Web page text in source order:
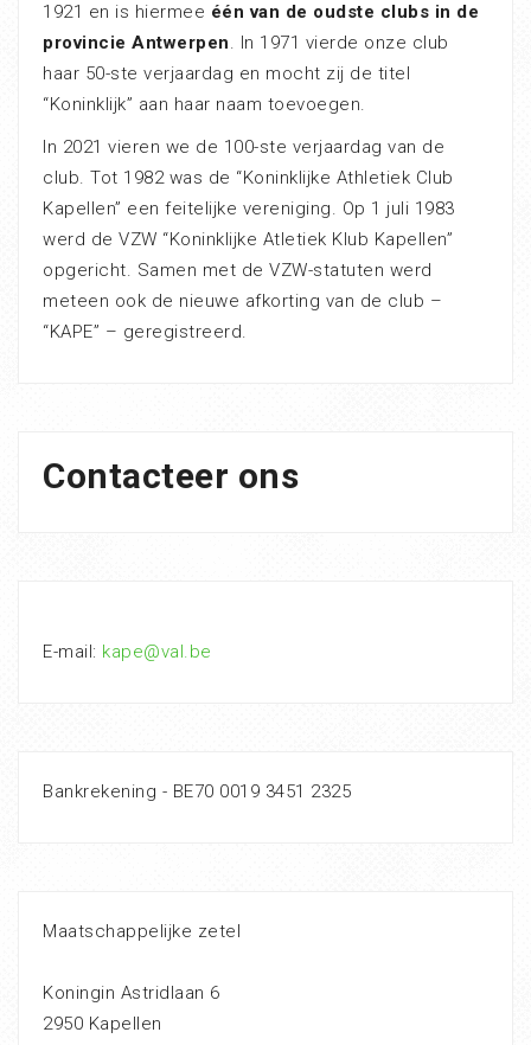
1921 en is hiermee één van de oudste clubs in de
provincie Antwerpen. In 1971 vierde onze club
haar 50-ste verjaardag en mocht zij de titel
“Koninklijk” aan haar naam toevoegen.
In 2021 vieren we de 100-ste verjaardag van de
club. Tot 1982 was de “Koninklijke Athletiek Club
Kapellen” een feitelijke vereniging. Op 1 juli 1983
werd de VZW “Koninklijke Atletiek Klub Kapellen”
opgericht. Samen met de VZW-statuten werd
meteen ook de nieuwe afkorting van de club –
“KAPE” – geregistreerd.
Contacteer ons
E-mail: kape@val.be
Bankrekening - BE70 0019 3451 2325
Maatschappelijke zetel
Koningin Astridlaan 6
2950 Kapellen